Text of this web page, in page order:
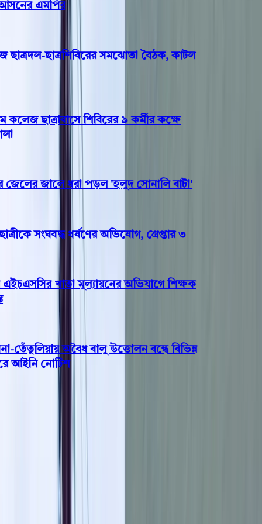
এমপির
ছাত্রশিবিরের সমঝোতা বৈঠক, কাটল
ছাত্রাবাসে শিবিরের ৯ কর্মীর কক্ষে
জালে ধরা পড়ল 'হলুদ সোনালি বাটা'
সংঘবদ্ধ ধর্ষণের অভিযোগ, গ্রেপ্তার ৩
খাতা মূল্যায়নের অভিযাগে শিক্ষক
অবৈধ বালু উত্তোলন বন্ধে বিভিন্ন
নোটিশ
পটুয়াখালী
সভাপতি জসিম উদ্দিন সুমন,
সম্পাদক মিজানুর রহমান